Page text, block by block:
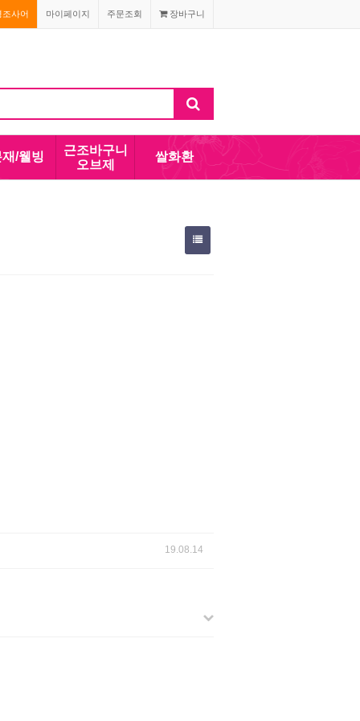
장바구니
주문조회
마이페이지
조사어
/웰빙
근조바구니
오브제
쌀화환
19.08.14